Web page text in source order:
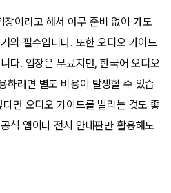
장이라고 해서 아무 준비 없이 가도
의 필수입니다. 또한 오디오 가이드
다. 입장은 무료지만, 한국어 오디오
하려면 별도 비용이 발생할 수 있습
면 오디오 가이드를 빌리는 것도 좋
식 앱이나 전시 안내판만 활용해도